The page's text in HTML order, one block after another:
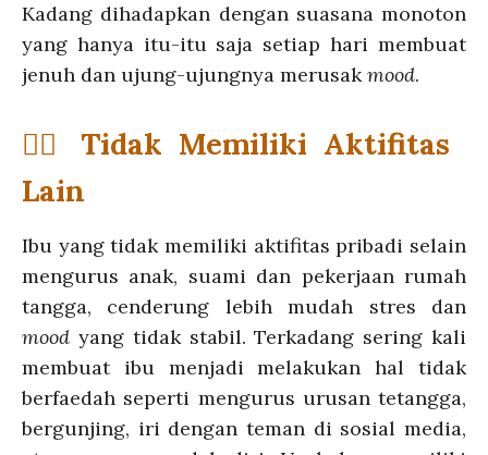
Kadang dihadapkan dengan suasana monoton
yang hanya itu-itu saja setiap hari membuat
jenuh dan ujung-ujungnya merusakmood.
💁‍♀️ Tidak Memiliki Aktifitas
Lain
Ibu yang tidak memiliki aktifitas pribadi selain
mengurus anak, suami dan pekerjaan rumah
tangga, cenderung lebih mudah stres dan
mood yang tidak stabil. Terkadang sering kali
membuat ibu menjadi melakukan hal tidak
berfaedah seperti mengurus urusan tetangga,
bergunjing, iri dengan teman di sosial media,